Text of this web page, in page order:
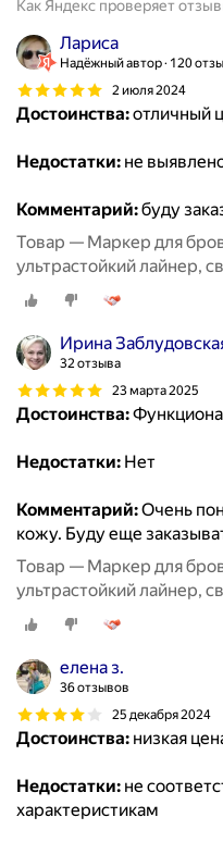
Как Яндекс проверяет
Лариса
Надёжный автор 120
2 июля 2024
Достоинства:отличный
Недостатки: не
Комментарий:буду
Товар — Маркер для
ультрастойкий лайнер,
Ирина
32 отзыва
23 марта 2025
Достоинства:
Недостатки: Нет
Комментарий:Очень
кожу. Буду еще
Товар — Маркер для
ультрастойкий лайнер,
елена з.
36 отзывов
25 декабря 2024
Достоинства: низкая
Недостатки: не
характеристикам